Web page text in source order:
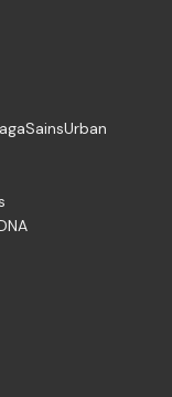
SainsUrban